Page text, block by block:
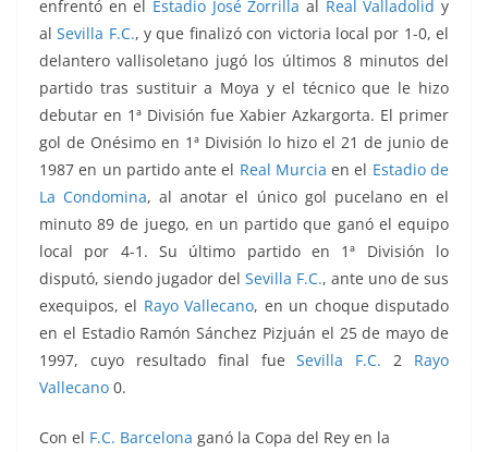
enfrentó en el Estadio José Zorrillaal Real Valladolid y
alSevilla F.C., y que finalizó con victoria local por 1-0, el
delantero vallisoletano jugó los últimos 8 minutos del
partido tras sustituir a Moya y el técnico que le hizo
debutar en 1ª División fue Xabier Azkargorta. El primer
gol de Onésimo en 1ª División lo hizo el 21 de junio de
1987 en un partido ante el Real Murcia en el Estadio de
La Condomina, al anotar el único gol pucelano en el
minuto 89 de juego, en un partido que ganó el equipo
local por 4-1. Su último partido en 1ª División lo
disputó, siendo jugador del Sevilla F.C., ante uno de sus
exequipos, el Rayo Vallecano, en un choque disputado
en el Estadio Ramón Sánchez Pizjuán el 25 de mayo de
1997, cuyo resultado final fueSevilla F.C.2 Rayo
Vallecano 0.
Con el F.C. Barcelona ganó la Copa del Rey en la